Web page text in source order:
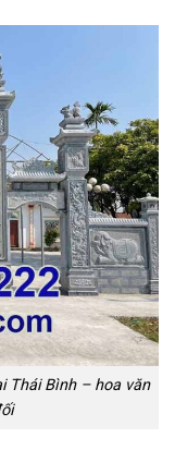
Thái Bình – hoa văn